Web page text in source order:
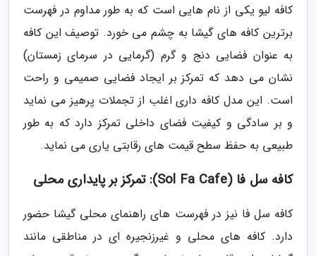
کافه لیو یکی از نام هایی است که به طور مداوم در فهرست
برترین کافه های گیشا به چشم می خورد. توصیف این کافه
به عنوان فضایی دنج و گرم (گرمایی در سرمای زمستان)
نشان می دهد که تمرکز بر ایجاد فضایی صمیمی و راحت
است. این مدل کافه داری اغلب از تجملات پرهیز می نماید
و بر سادگی و کیفیت فضای داخلی تمرکز دارد که به طور
طبیعی به حفظ سطح قیمت های رقابتی یاری می نماید.
کافه سل فا (Sol Fa Cafe): تمرکز بر پایداری محلی
کافه سل فا نیز در فهرست های راهنمای محلی گیشا حضور
دارد. کافه های محلی و غیرزنجیره ای در مناطقی مانند